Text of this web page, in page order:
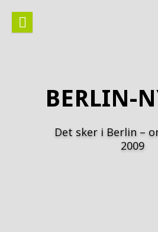
indhold
BERLIN-
Det sker i Berlin –
2009